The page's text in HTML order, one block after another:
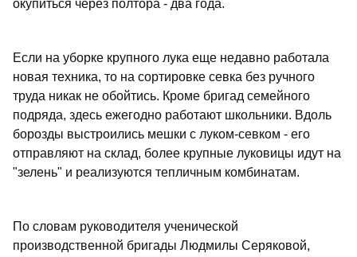
окупиться через полтора - два года.
Если на уборке крупного лука еще недавно работала
новая техника, то на сортировке севка без ручного
труда никак не обойтись. Кроме бригад семейного
подряда, здесь ежегодно работают школьники. Вдоль
борозды выстроились мешки с луком-севком - его
отправляют на склад, более крупные луковицы идут на
"зелень" и реализуются тепличным комбинатам.
По словам руководителя ученической
производственной бригады Людмилы Серяковой,